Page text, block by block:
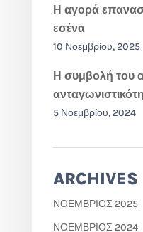
Η αγορά
εσένα
10 Νοεμβρίου, 2025
Η συμβολή του
5 Νοεμβρίου, 2024
ARCHIVES
ΝΟΈΜΒΡΙΟΣ 2025
ΝΟΈΜΒΡΙΟΣ 2024